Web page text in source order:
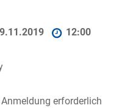
12:00
Anmeldung erforderlich